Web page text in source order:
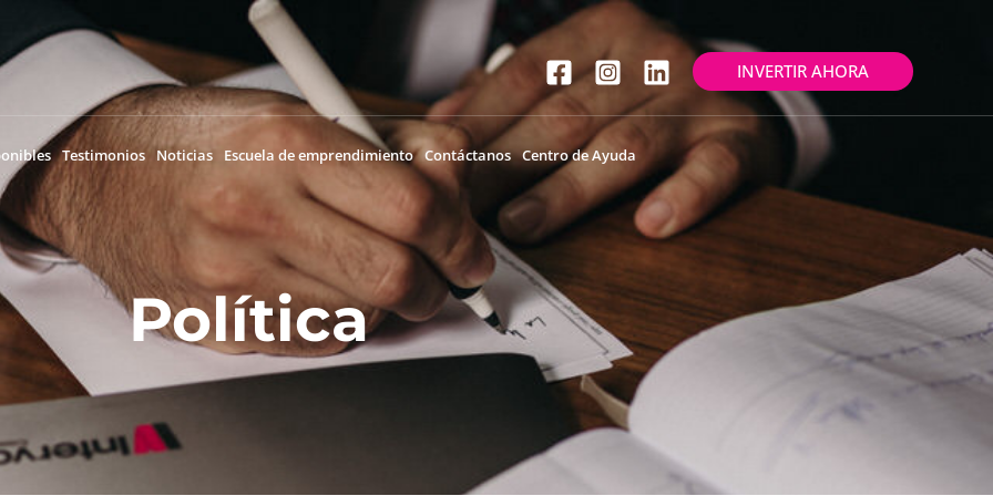
INVERTIR AHORA
Testimonios Noticias Escuela de emprendimiento Contáctanos Centro de Ayuda
Política